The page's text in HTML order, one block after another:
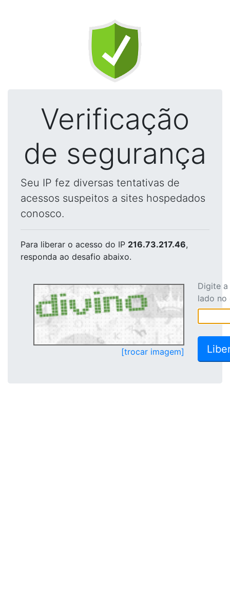
Verificação
de segurança
Seu IP fez diversas tentativas de
acessos suspeitos a sites hospedados
conosco.
Para liberar o acesso do IP 216.73.217.46,
responda ao desafio abaixo.
[trocar imagem]
Digite
lado no